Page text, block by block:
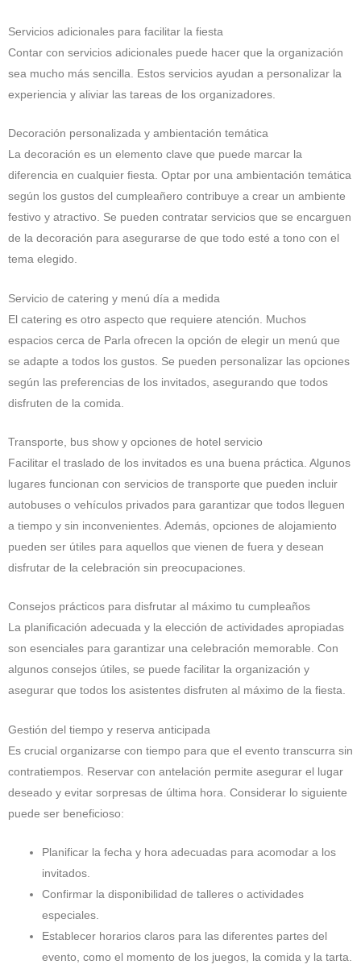
Servicios adicionales para facilitar la fiesta
Contar con servicios adicionales puede hacer que la organización
sea mucho más sencilla. Estos servicios ayudan a personalizar la
experiencia y aliviar las tareas de los organizadores.
Decoración personalizada y ambientación temática
La decoración es un elemento clave que puede marcar la
diferencia en cualquier fiesta. Optar por una ambientación temática
según los gustos del cumpleañero contribuye a crear un ambiente
festivo y atractivo. Se pueden contratar servicios que se encarguen
de la decoración para asegurarse de que todo esté a tono con el
tema elegido.
Servicio de catering y menú día a medida
El catering es otro aspecto que requiere atención. Muchos
espacios cerca de Parla ofrecen la opción de elegir un menú que
se adapte a todos los gustos. Se pueden personalizar las opciones
según las preferencias de los invitados, asegurando que todos
disfruten de la comida.
Transporte, bus show y opciones de hotel servicio
Facilitar el traslado de los invitados es una buena práctica. Algunos
lugares funcionan con servicios de transporte que pueden incluir
autobuses o vehículos privados para garantizar que todos lleguen
a tiempo y sin inconvenientes. Además, opciones de alojamiento
pueden ser útiles para aquellos que vienen de fuera y desean
disfrutar de la celebración sin preocupaciones.
Consejos prácticos para disfrutar al máximo tu cumpleaños
La planificación adecuada y la elección de actividades apropiadas
son esenciales para garantizar una celebración memorable. Con
algunos consejos útiles, se puede facilitar la organización y
asegurar que todos los asistentes disfruten al máximo de la fiesta.
Gestión del tiempo y reserva anticipada
Es crucial organizarse con tiempo para que el evento transcurra sin
contratiempos. Reservar con antelación permite asegurar el lugar
deseado y evitar sorpresas de última hora. Considerar lo siguiente
puede ser beneficioso:
Planificar la fecha y hora adecuadas para acomodar a los
invitados.
Confirmar la disponibilidad de talleres o actividades
especiales.
Establecer horarios claros para las diferentes partes del
evento, como el momento de los juegos, la comida y la tarta.